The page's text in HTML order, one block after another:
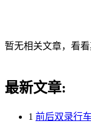
暂无相关文章，看
最新文章:
1 前后双录行